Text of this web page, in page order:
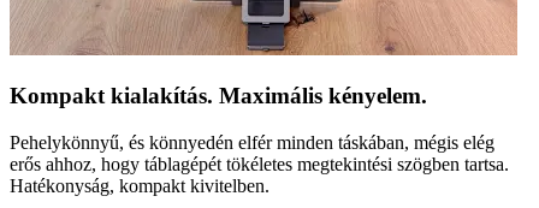
Kompakt kialakítás. Maximális kényelem.
Pehelykönnyű, és könnyedén elfér minden táskában, mégis elég
erős ahhoz, hogy táblagépét tökéletes megtekintési szögben tartsa.
Hatékonyság, kompakt kivitelben.